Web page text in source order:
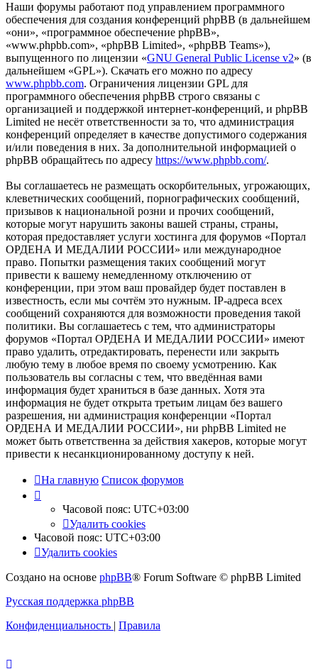
Наши форумы работают под управлением программного
обеспечения для создания конференций phpBB (в дальнейшем
«они», «программное обеспечение phpBB»,
«www.phpbb.com», «phpBB Limited», «phpBB Teams»),
выпущенного по лицензии «GNU General Public License v2» (в
дальнейшем «GPL»). Скачать его можно по адресу
www.phpbb.com. Ограничения лицензии GPL для
программного обеспечения phpBB строго связаны с
организацией и поддержкой интернет-конференций, и phpBB
Limited не несёт ответственности за то, что администрация
конференций определяет в качестве допустимого содержания
и/или поведения в них. За дополнительной информацией о
phpBB обращайтесь по адресу https://www.phpbb.com/.
Вы соглашаетесь не размещать оскорбительных, угрожающих,
клеветнических сообщений, порнографических сообщений,
призывов к национальной розни и прочих сообщений,
которые могут нарушить законы вашей страны, страны,
которая предоставляет услуги хостинга для форумов «Портал
ОРДЕНА И МЕДАЛИИ РОССИИ» или международное
право. Попытки размещения таких сообщений могут
привести к вашему немедленному отключению от
конференции, при этом ваш провайдер будет поставлен в
известность, если мы сочтём это нужным. IP-адреса всех
сообщений сохраняются для возможности проведения такой
политики. Вы соглашаетесь с тем, что администраторы
форумов «Портал ОРДЕНА И МЕДАЛИИ РОССИИ» имеют
право удалить, отредактировать, перенести или закрыть
любую тему в любое время по своему усмотрению. Как
пользователь вы согласны с тем, что введённая вами
информация будет храниться в базе данных. Хотя эта
информация не будет открыта третьим лицам без вашего
разрешения, ни администрация конференции «Портал
ОРДЕНА И МЕДАЛИИ РОССИИ», ни phpBB Limited не
может быть ответственна за действия хакеров, которые могут
привести к несанкционированному доступу к ней.
На главную Список форумов
Часовой пояс: UTC+03:00
Удалить cookies
Часовой пояс: UTC+03:00
Удалить cookies
Создано на основе phpBB® Forum Software © phpBB Limited
Русская поддержка phpBB
Конфиденциальность | Правила